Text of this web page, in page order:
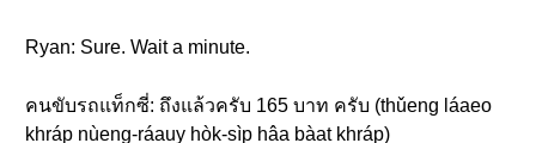
Ryan: Sure. Wait a minute.
คนขับรถแท็กซี่: ถึงแล้วครับ 165 บาท ครับ (thǔeng láaeo
khráp nùeng-ráauy hòk-sìp hâa bàat khráp)